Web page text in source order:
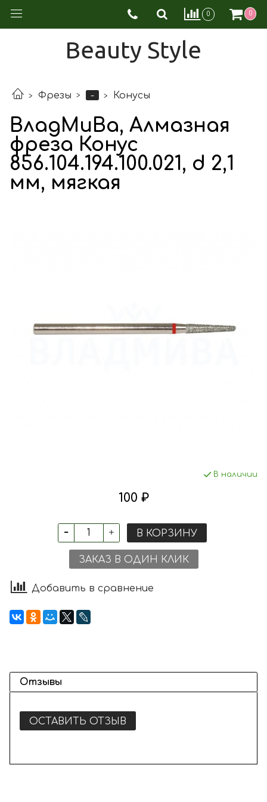
0 0
Beauty Style
Фрезы - Конусы
ВладМиВа, Алмазная
фреза Конус
856.104.194.100.021, d 2,1
мм, мягкая
В наличии
100 ₽
В КОРЗИНУ
ЗАКАЗ В ОДИН КЛИК
Добавить в сравнение
Отзывы
ОСТАВИТЬ ОТЗЫВ